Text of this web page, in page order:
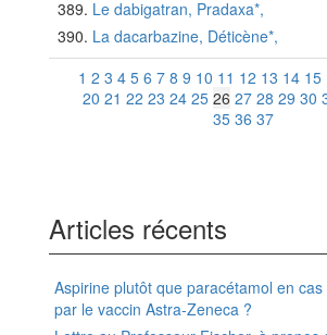
Le dabigatran, Pradaxa*,
La dacarbazine, Déticène*,
1 2 3 4 5 6 7 8 9 10 11 12 13 14 15
20 21 22 23 24 25 26 27 28 29 30
35 36 37
Articles récents
Aspirine plutôt que paracétamol en
par le vaccin Astra-Zeneca ?